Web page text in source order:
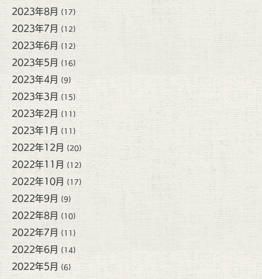
2023年8月 (17)
2023年7月 (12)
2023年6月 (12)
2023年5月 (16)
2023年4月 (9)
2023年3月 (15)
2023年2月 (11)
2023年1月 (11)
2022年12月 (20)
2022年11月 (12)
2022年10月 (17)
2022年9月 (9)
2022年8月 (10)
2022年7月 (11)
2022年6月 (14)
2022年5月 (6)